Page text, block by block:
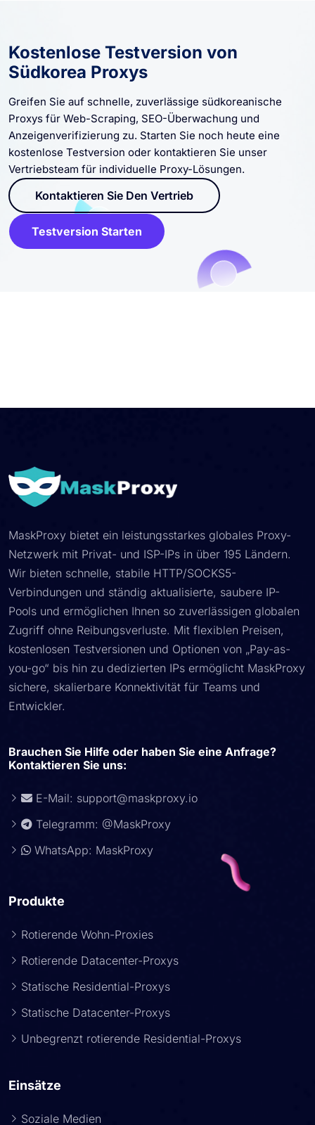
Kostenlose Testversion von
Südkorea Proxys
Greifen Sie auf schnelle, zuverlässige südkoreanische
Proxys für Web-Scraping, SEO-Überwachung und
Anzeigenverifizierung zu. Starten Sie noch heute eine
kostenlose Testversion oder kontaktieren Sie unser
Vertriebsteam für individuelle Proxy-Lösungen.
Kontaktieren Sie Den Vertrieb
Testversion Starten
MaskProxy bietet ein leistungsstarkes globales Proxy-
Netzwerk mit Privat- und ISP-IPs in über 195 Ländern.
Wir bieten schnelle, stabile HTTP/SOCKS5-
Verbindungen und ständig aktualisierte, saubere IP-
Pools und ermöglichen Ihnen so zuverlässigen globalen
Zugriff ohne Reibungsverluste. Mit flexiblen Preisen,
kostenlosen Testversionen und Optionen von „Pay-as-
you-go“ bis hin zu dedizierten IPs ermöglicht MaskProxy
sichere, skalierbare Konnektivität für Teams und
Entwickler.
Brauchen Sie Hilfe oder haben Sie eine Anfrage?
Kontaktieren Sie uns:
E-Mail: support@maskproxy.io
Telegramm: @MaskProxy
WhatsApp: MaskProxy
Produkte
Rotierende Wohn-Proxies
Rotierende Datacenter-Proxys
Statische Residential-Proxys
Statische Datacenter-Proxys
Unbegrenzt rotierende Residential-Proxys
Einsätze
Soziale Medien